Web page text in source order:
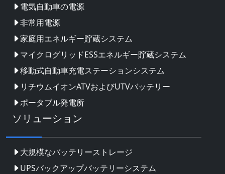
電気自動車の電源
非常用電源
家庭用エネルギー貯蔵システム
マイクログリッドESSエネルギー貯蔵システム
移動式自動車充電ステーションシステム
リチウムイオンATVおよびUTVバッテリー
ポータブル発電所
ソリューション
大規模なバッテリーストレージ
UPSバックアップバッテリーシステム